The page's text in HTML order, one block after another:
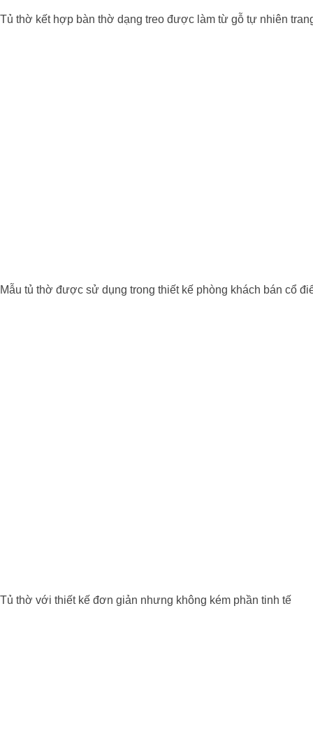
Tủ thờ kết hợp bàn thờ dạng treo được làm từ gỗ tự nhiên
Mẫu tủ thờ được sử dụng trong thiết kế phòng khách bán cổ
Tủ thờ với thiết kế đơn giản nhưng không kém phần tinh tế